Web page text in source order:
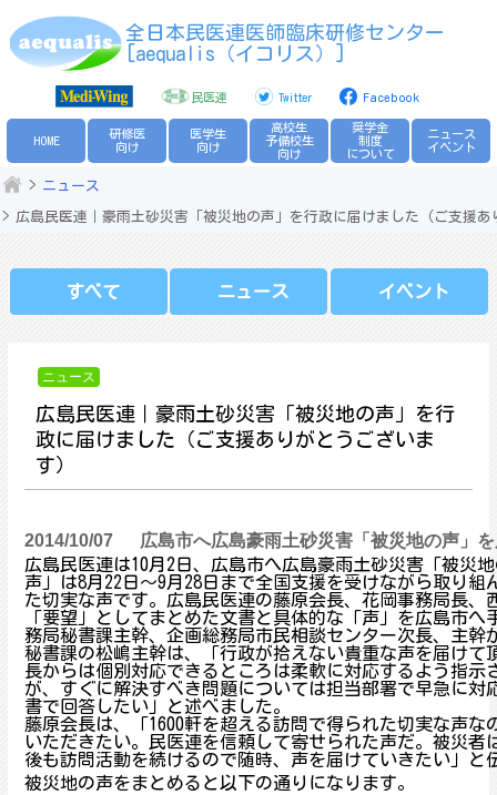
to
全日本民医連医師臨床研修センター
[aequalis（イコリス）]
民医連 Twitter Facebook
HOME
研修医
向け
医学生
向け
高校生
予備校生
向け
奨学金
制度
について
ニュース
イベント
ニュース
広島民医連｜豪雨土砂災害「被災地の声」を行政に届けました（ご支援
すべて ニュース イベント
ニュース
広島民医連｜豪雨土砂災害「被災地の声」を行
政に届けました（ご支援ありがとうございま
す）
2014/10/07 広島市へ広島豪雨土砂災害「被災地の声」
広島民医連は10月2日、広島市へ広島豪雨土砂災害「被災
声」は8月22日～9月28日まで全国支援を受けながら取り
た切実な声です。広島民医連の藤原会長、花岡事務局長、
「要望」としてまとめた文書と具体的な「声」を広島市
務局秘書課主幹、企画総務局市民相談センター次長、主幹
秘書課の松嶋主幹は、「行政が拾えない貴重な声を届けて
長からは個別対応できるところは柔軟に対応するよう指示
が、すぐに解決すべき問題については担当部署で早急に対
書で回答したい」と述べました。
藤原会長は、「1600軒を超える訪問で得られた切実な声な
いただきたい。民医連を信頼して寄せられた声だ。被災者
後も訪問活動を続けるので随時、声を届けていきたい」と
被災地の声をまとめると以下の通りになります。